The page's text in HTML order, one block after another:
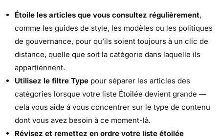
Étoile les articles que vous consultez régulièrement,
comme les guides de style, les modèles ou les politiques
de gouvernance, pour qu’ils soient toujours à un clic de
distance, quelle que soit la catégorie dans laquelle ils
appartiennent.
Utilisez le filtre Type pour séparer les articles des
catégories lorsque votre liste Étoilée devient grande —
cela vous aide à vous concentrer sur le type de contenu
dont vous avez besoin à ce moment-là.
Révisez et remettez en ordre votre liste étoilée